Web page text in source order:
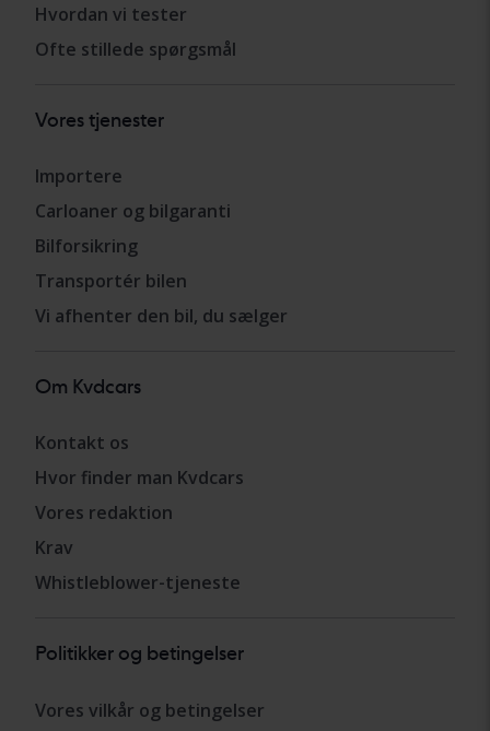
Hvordan vi tester
Ofte stillede spørgsmål
Vores tjenester
Importere
Carloaner og bilgaranti
Bilforsikring
Transportér bilen
Vi afhenter den bil, du sælger
Om Kvdcars
Kontakt os
Hvor finder man Kvdcars
Vores redaktion
Krav
Whistleblower-tjeneste
Politikker og betingelser
Vores vilkår og betingelser